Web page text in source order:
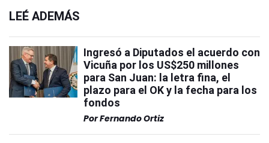
LEÉ ADEMÁS
Ingresó a Diputados el acuerdo con
Vicuña por los US$250 millones
para San Juan: la letra fina, el
plazo para el OK y la fecha para los
fondos
PorFernando Ortiz